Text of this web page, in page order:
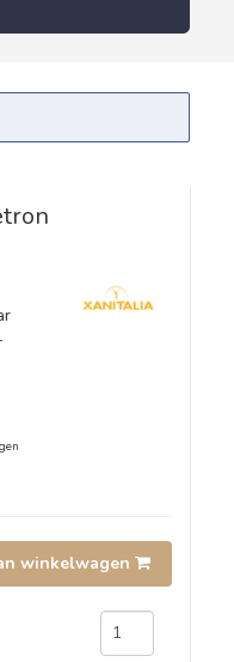
winkelwagen